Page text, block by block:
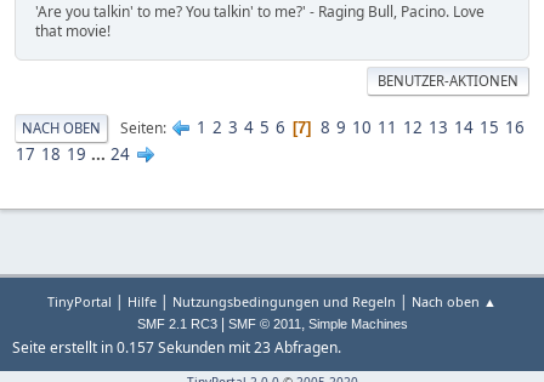
'Are you talkin' to me? You talkin' to me?' - Raging Bull, Pacino. Love
that movie!
BENUTZER-AKTIONEN
NACH OBEN Seiten 1 2 3 4 5 6 7 8 9 10 11 12 13 14 15 16
17 18 19 ... 24
TinyPortal | Hilfe | Nutzungsbedingungen und Regeln | Nach oben ▲
SMF 2.1 RC3| SMF © 2011, Simple Machines
Seite erstellt in 0.157 Sekunden mit 23 Abfragen.